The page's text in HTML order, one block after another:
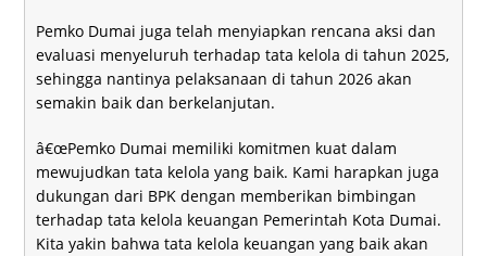
Pemko Dumai juga telah menyiapkan rencana aksi dan
evaluasi menyeluruh terhadap tata kelola di tahun 2025,
sehingga nantinya pelaksanaan di tahun 2026 akan
semakin baik dan berkelanjutan.
â€œPemko Dumai memiliki komitmen kuat dalam
mewujudkan tata kelola yang baik. Kami harapkan juga
dukungan dari BPK dengan memberikan bimbingan
terhadap tata kelola keuangan Pemerintah Kota Dumai.
Kita yakin bahwa tata kelola keuangan yang baik akan